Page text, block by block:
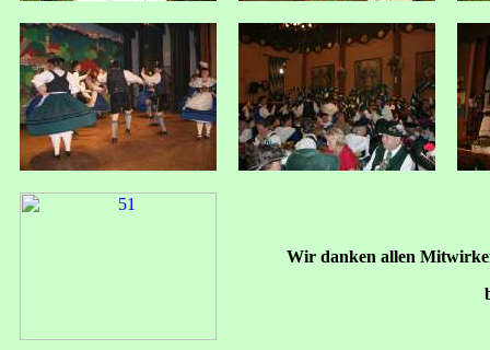
Wir danken allen